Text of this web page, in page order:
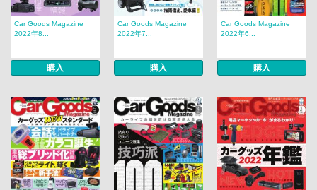
Car Goods Magazine
2022年8...
購入
Car Goods Magazine
2022年7...
購入
Car Goods Magazine
2022年6...
購入